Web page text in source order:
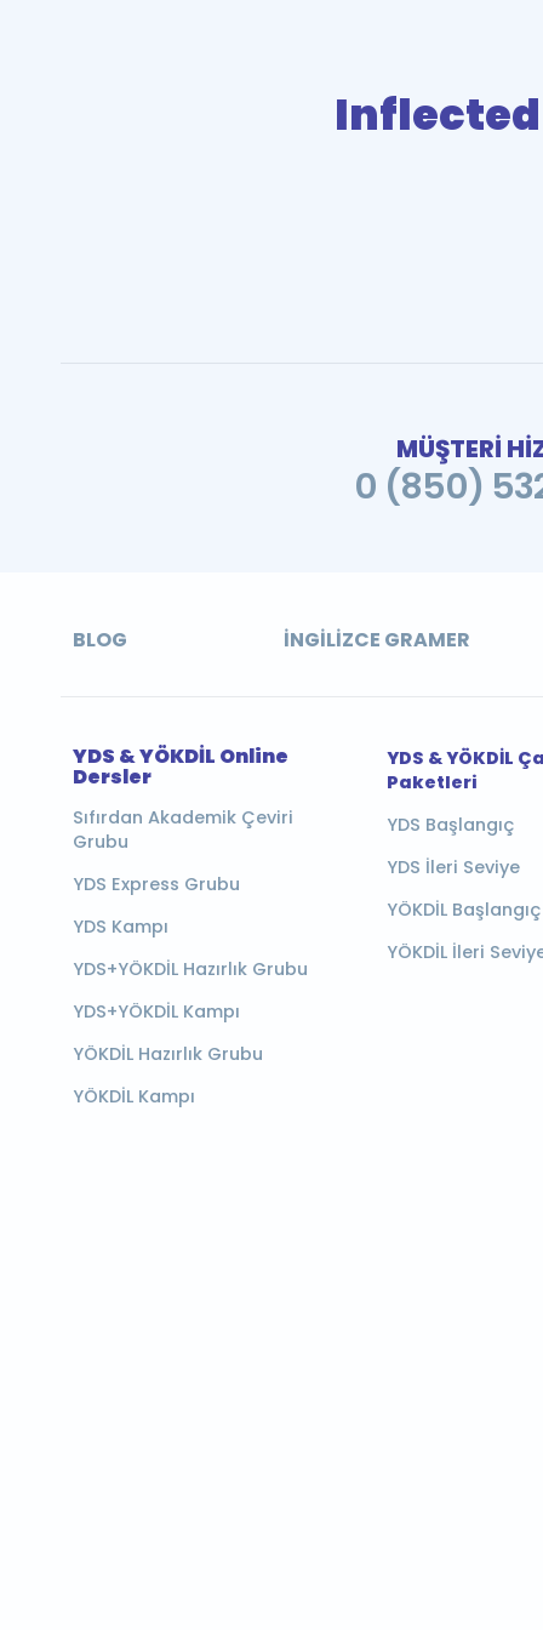
MÜŞTERİ
0 (850)
BLOG İNGILIZCE GRAMER
YDS & YÖKDİL Online
Dersler
Sıfırdan Akademik Çeviri
Grubu
YDS Express Grubu
YDS Kampı
YDS+YÖKDİL Hazırlık Grubu
YDS+YÖKDİL Kampı
YÖKDİL Hazırlık Grubu
YÖKDİL Kampı
YDS & YÖKDİL
Paketleri
YDS Başlangıç
YDS İleri Seviye
YÖKDİL Başlangıç
YÖKDİL İleri